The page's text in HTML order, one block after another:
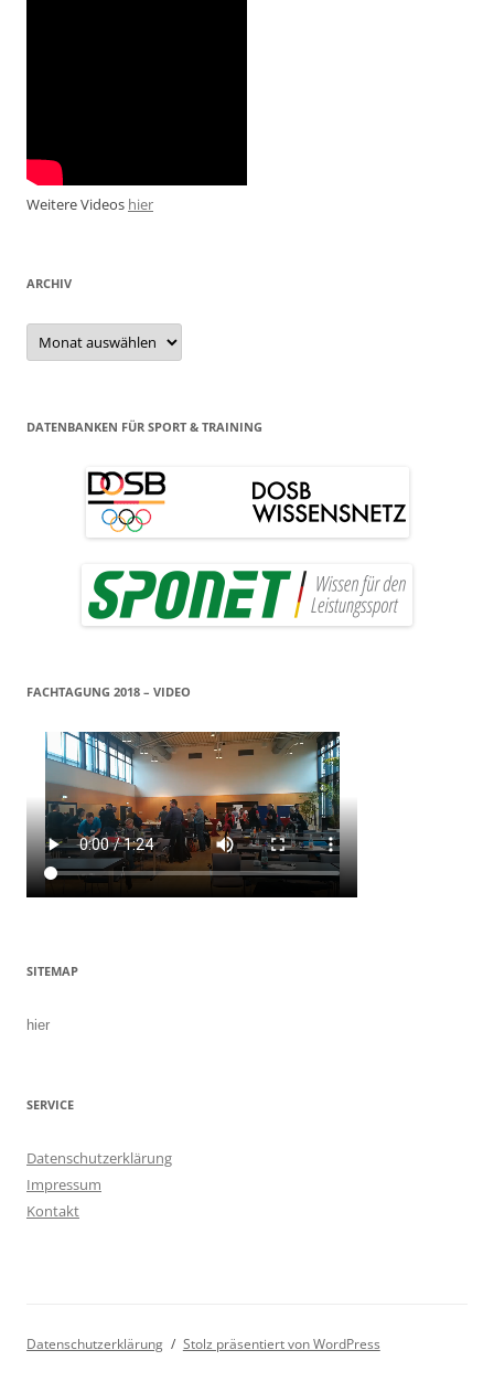
Weitere Videos hier
ARCHIV
Archiv
DATENBANKEN FÜR SPORT & TRAINING
FACHTAGUNG 2018 – VIDEO
SITEMAP
hier
SERVICE
Datenschutzerklärung
Impressum
Kontakt
Datenschutzerklärung Stolz präsentiert von WordPress